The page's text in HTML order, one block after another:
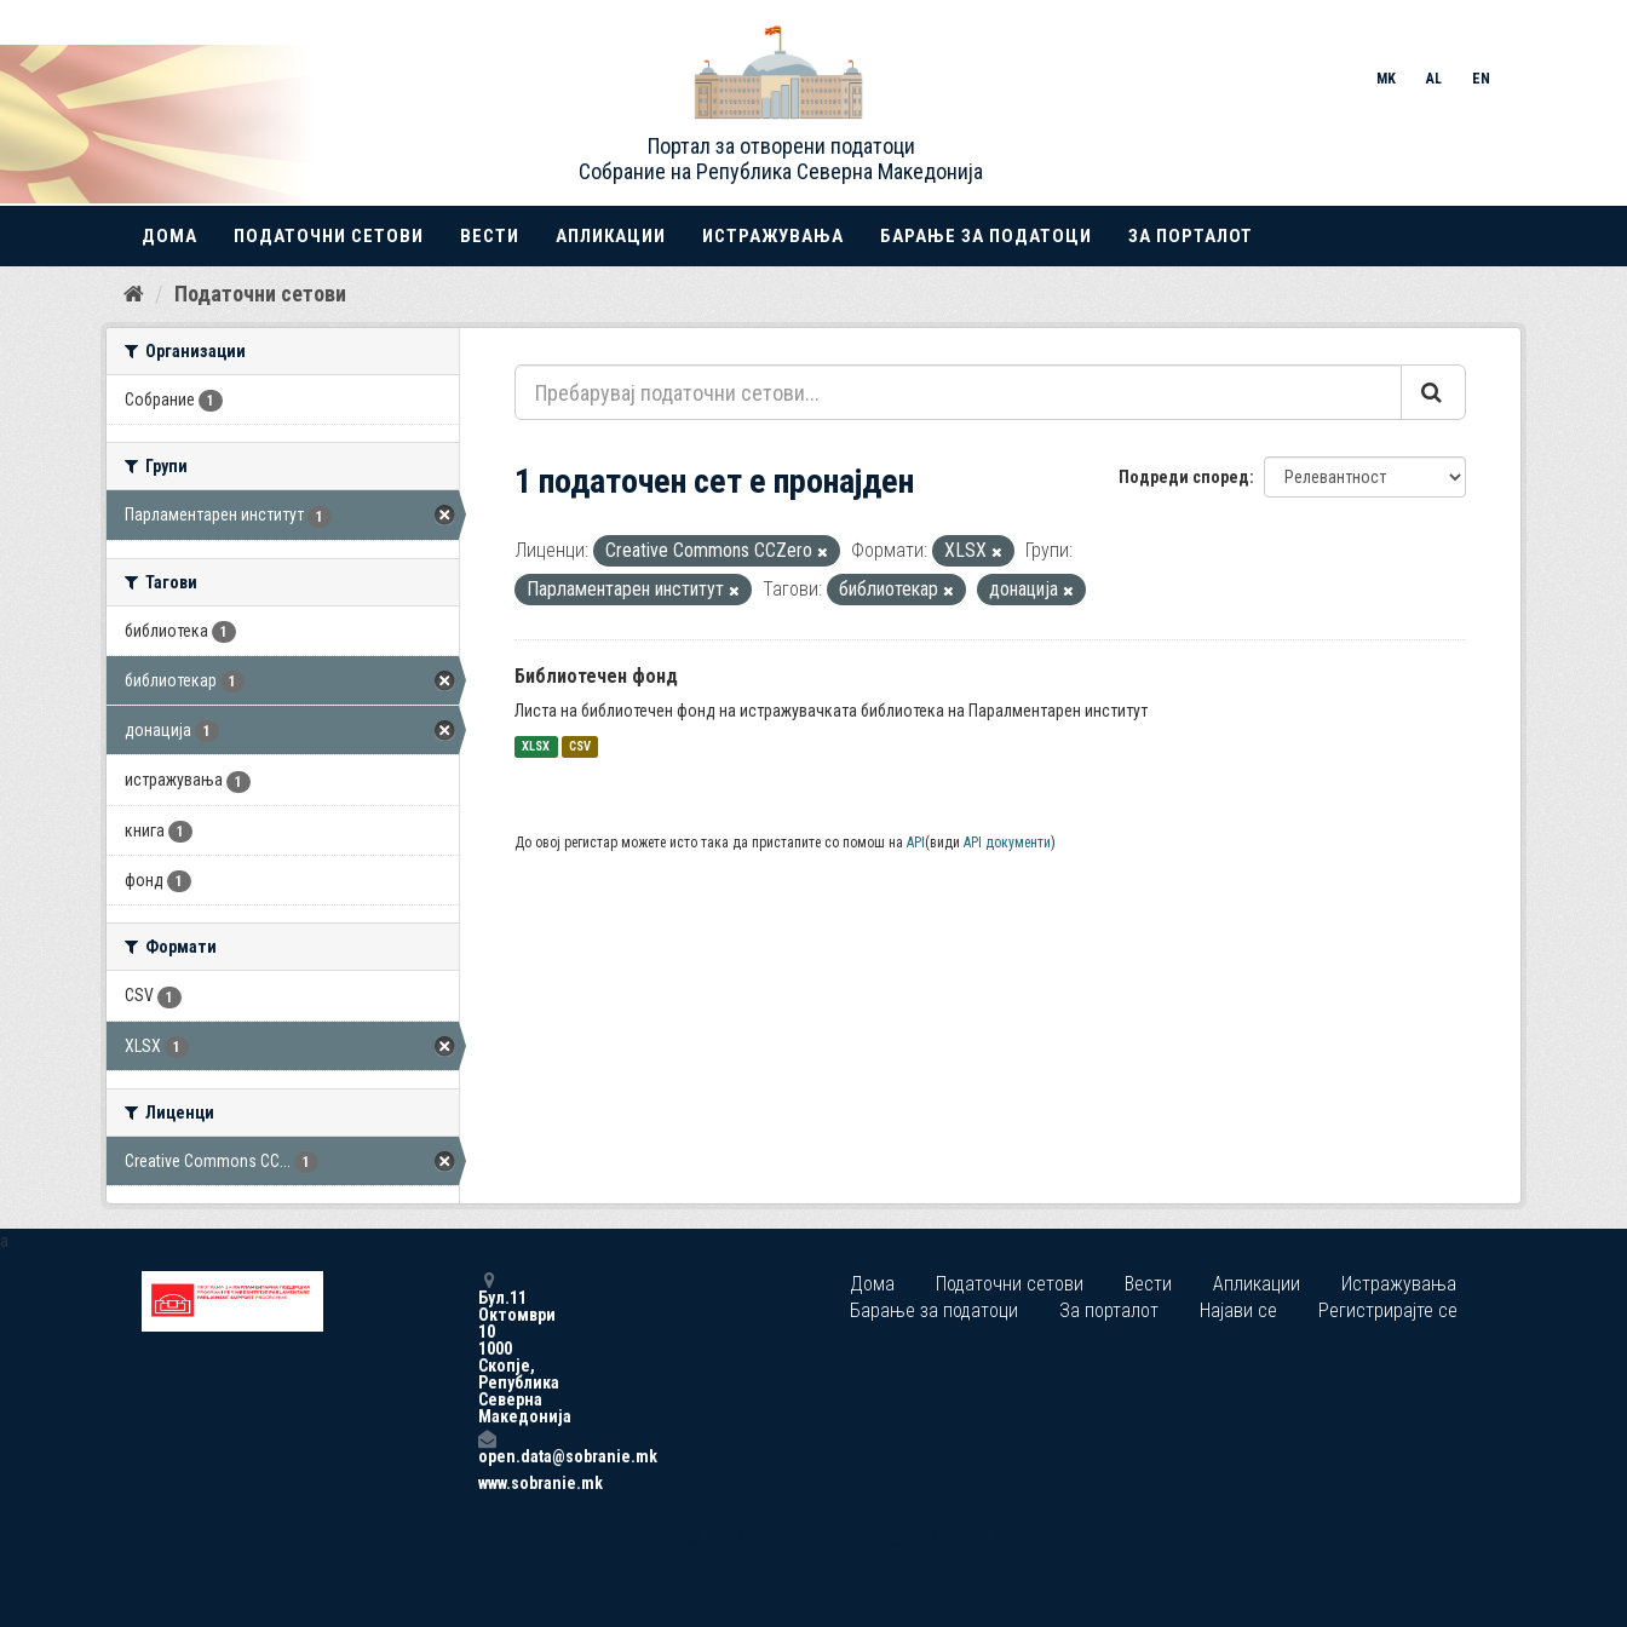
Прескокнете
Портал за отворени податоци
Собрание на Република Северна Македонија
MK AL EN
ДОМА ПОДАТОЧНИ СЕТОВИ ВЕСТИ АПЛИКАЦИИ ИСТРАЖУВАЊА БАРАЊЕ ЗА ПОДАТОЦИ ЗА ПОРТАЛОТ
Податочни сетови
Организации
Собрание 1
Групи
Парламентарен институт 1
Тагови
библиотека 1
библиотекар 1
донација 1
истражувања 1
книга 1
фонд 1
Формати
CSV 1
XLSX 1
Лиценци
Creative Commons CC... 1
Подреди според
1 податочен сет е пронајден
Лиценци: Creative Commons CCZero Формати: XLSX
Групи:
Парламентарен институт
Тагови: библиотекар донација
Библиотечен фонд
Листа на библиотечен фонд на истражувачката библиотека на Паралментарен институт
XLSX CSV
До овој регистар можете исто така да пристапите со помош на API (види API документи)
a
Бул.11
Октомври
10
1000
Скопје,
Република
Северна
Македонија
open.data@sobranie.mk
www.sobranie.mk
Дома Податочни сетови Вести Апликации
Истражувања
Барање за податоци
За порталот Најави се Регистрирајте се